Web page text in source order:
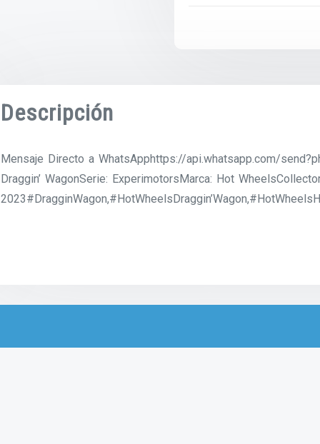
Descripción
Mensaje Directo a WhatsApphttps://api.whatsapp.com/
Draggin’ WagonSerie: ExperimotorsMarca: Hot
Productos relacionados